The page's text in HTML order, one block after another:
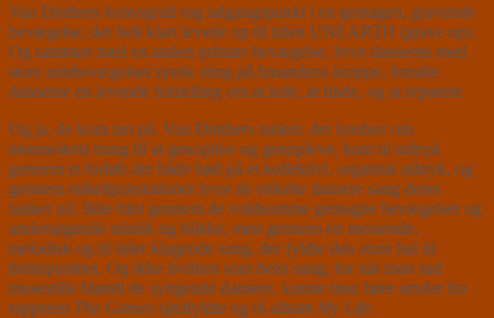
Van Dinthers koreografi tog udgangspunkt i en gentagen, gravende
bevægelse, der helt klart levede op til titlen UNEARTH (grave op).
Og sammen med en anden primær bevægelse, hvor danserne med
store armbevægelser syede sting på hinandens kroppe, fortalte
danserne en levende fortælling om at lede, at finde, og at reparere.
Og ja, de kom tæt på. Van Dinthers tanker, der kredser om
menneskets trang til at genoplive og genopleve, kom til udtryk
gennem et forløb der både bød på et kollektivt, organisk udtryk, og
gennem enkeltpræstationer hvor de enkelte dansere sang deres
tanker ud. Ikke blot gennem de voldsomme gentagne bevægelser og
undersøgende mimik og blikke, men gennem en messende,
melodisk og til tider klagende sang, der fyldte den store hal til
bristepunktet. Og ikke hvilken som helst sang, for når man sad
musestille blandt de syngende dansere, kunne man høre strofer fra
rapperen The Games sjælfyldte og rå album My Life.